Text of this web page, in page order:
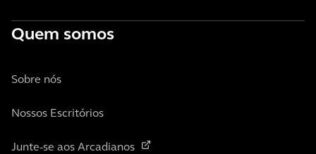
Quem somos
Sobre nós
Nossos Escritórios
Junte-se aos Arcadianos